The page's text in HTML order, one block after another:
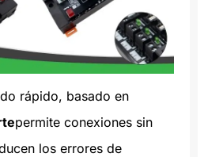
rápido, basado en
permite conexiones sin
los errores de